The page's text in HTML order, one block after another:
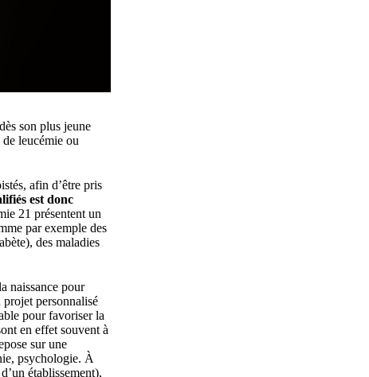
son plus jeune
leucémie ou
afin d’être pris
est donc
21 présentent un
par exemple des
des maladies
naissance pour
personnalisé
pour favoriser la
en effet souvent à
sur une
psychologie. À
établissement),